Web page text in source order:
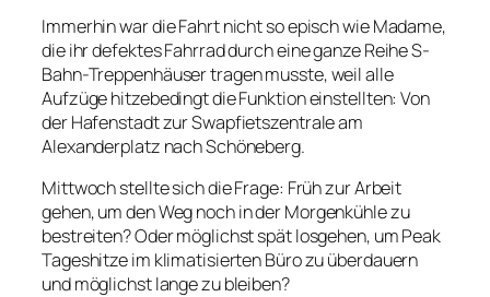
Immerhin war die Fahrt nicht so episch wie Madame,
die ihr defektes Fahrrad durch eine ganze Reihe S-
Bahn-Treppenhäuser tragen musste, weil alle
Aufzüge hitzebedingt die Funktion einstellten: Von
der Hafenstadt zur Swapfietszentrale am
Alexanderplatz nach Schöneberg.
Mittwoch stellte sich die Frage: Früh zur Arbeit
gehen, um den Weg noch in der Morgenkühle zu
bestreiten? Oder möglichst spät losgehen, um Peak
Tageshitze im klimatisierten Büro zu überdauern
und möglichst lange zu bleiben?